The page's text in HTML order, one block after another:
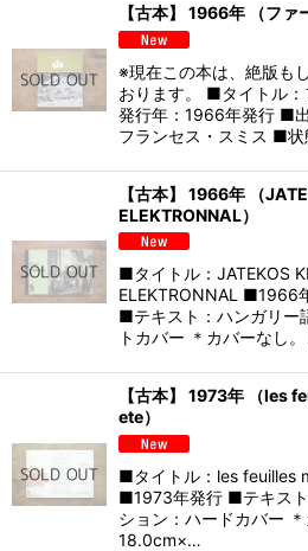
【古本】 1966年 （フ
※現在この本は、絶版も
おります。 ■タイトル
発行年：1966年発行 ■
フランセス・スミス ■
【古本】 1966年 （
ELEKTRONNAL）
■タイトル：JATEKOS
ELEKTRONNAL ■1966
■テキスト：ハンガリー
トカバー ＊カバーなし
【古本】 1973年 （les
ete）
■タイトル：les feuilles
■1973年発行 ■テキス
ション：ハードカバー
18.0cm×…